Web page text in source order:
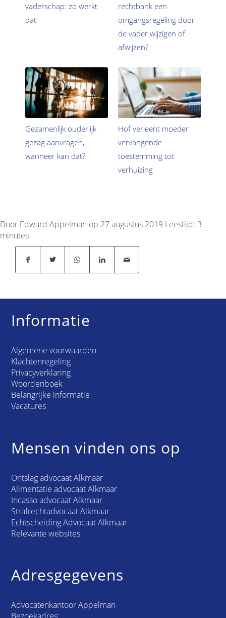
vaderschap: zo werkt
dat
rechtbank een
omgangsregeling door
de vader wijzigen of
afwijzen?
Gezamenlijk ouderlijk
gezag aanvragen,
wanneer kan dat?
Hof verleent moeder
vervangende
toestemming tot
verhuizing
Door Edward Appelman op 27 augustus 2019 Leestijd: 3
minutes
Informatie
Algemene voorwaarden
Klachtenregeling
Privacyverklaring
Woordenboek
Belangrijke informatie
Vacatures
Mensen vinden ons op
Ontslag advocaat Alkmaar
Alimentatie advocaat Alkmaar
Incasso advocaat Alkmaar
Strafrechtadvocaat Alkmaar
Echtscheiding Advocaat Alkmaar
Relevante websites
Adresgegevens
Advocatenkantoor Appelman